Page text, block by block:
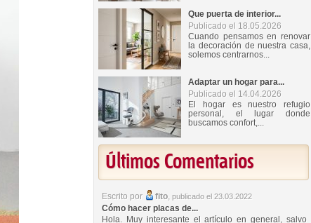
Que puerta de interior...
Publicado el 18.05.2026
Cuando pensamos en renovar
la decoración de nuestra casa,
solemos centrarnos...
Adaptar un hogar para...
Publicado el 14.04.2026
El hogar es nuestro refugio
personal, el lugar donde
buscamos confort,...
Últimos Comentarios
Escrito por fito, publicado el 23.03.2022
Cómo hacer placas de...
Hola. Muy interesante el artículo en general, salvo